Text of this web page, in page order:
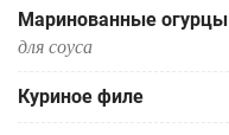
Маринованные огурцы
для соуса
Куриное филе